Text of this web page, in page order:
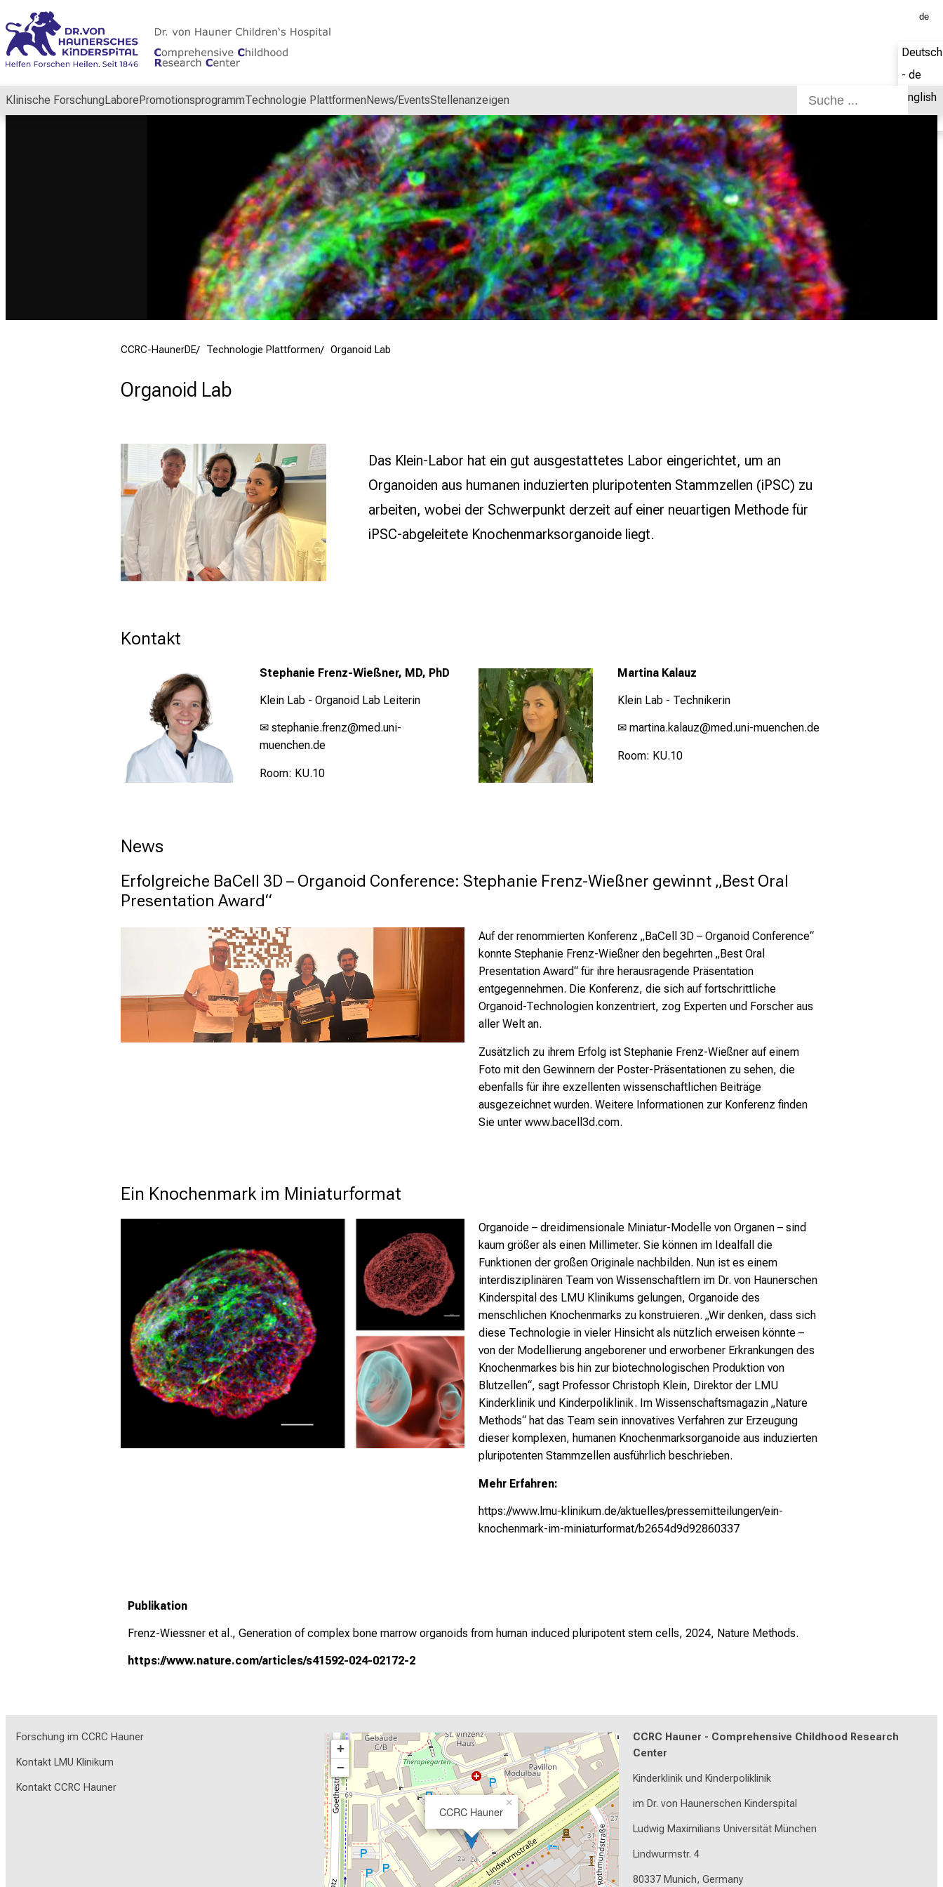
de
Deutsch
- de
English
- en
Klinische ForschungLaborePromotionsprogrammTechnologie PlattformenNews/EventsStellenanzeigen
CCRC-HaunerDE Technologie Plattformen Organoid Lab
Organoid Lab
Das Klein-Labor hat ein gut ausgestattetes Labor eingerichtet, um an
Organoiden aus humanen induzierten pluripotenten Stammzellen (iPSC) zu
arbeiten, wobei der Schwerpunkt derzeit auf einer neuartigen Methode für
iPSC-abgeleitete Knochenmarksorganoide liegt.
Kontakt
Stephanie Frenz-Wießner, MD, PhD
Klein Lab - Organoid Lab Leiterin
✉ stephanie.frenz@med.uni-
muenchen.de
Room: KU.10
Martina Kalauz
Klein Lab - Technikerin
✉ martina.kalauz@med.uni-muenchen.de
Room: KU.10
News
Erfolgreiche BaCell 3D – Organoid Conference: Stephanie Frenz-Wießner gewinnt „Best Oral
Presentation Award“
Auf der renommierten Konferenz „BaCell 3D – Organoid Conference“
konnte Stephanie Frenz-Wießner den begehrten „Best Oral
Presentation Award“ für ihre herausragende Präsentation
entgegennehmen. Die Konferenz, die sich auf fortschrittliche
Organoid-Technologien konzentriert, zog Experten und Forscher aus
aller Welt an.
Zusätzlich zu ihrem Erfolg ist Stephanie Frenz-Wießner auf einem
Foto mit den Gewinnern der Poster-Präsentationen zu sehen, die
ebenfalls für ihre exzellenten wissenschaftlichen Beiträge
ausgezeichnet wurden. Weitere Informationen zur Konferenz finden
Sie unter www.bacell3d.com.
Ein Knochenmark im Miniaturformat
Organoide – dreidimensionale Miniatur-Modelle von Organen – sind
kaum größer als einen Millimeter. Sie können im Idealfall die
Funktionen der großen Originale nachbilden. Nun ist es einem
interdisziplinären Team von Wissenschaftlern im Dr. von Haunerschen
Kinderspital des LMU Klinikums gelungen, Organoide des
menschlichen Knochenmarks zu konstruieren. „Wir denken, dass sich
diese Technologie in vieler Hinsicht als nützlich erweisen könnte –
von der Modellierung angeborener und erworbener Erkrankungen des
Knochenmarkes bis hin zur biotechnologischen Produktion von
Blutzellen“, sagt Professor Christoph Klein, Direktor der LMU
Kinderklinik und Kinderpoliklinik. Im Wissenschaftsmagazin „Nature
Methods“ hat das Team sein innovatives Verfahren zur Erzeugung
dieser komplexen, humanen Knochenmarksorganoide aus induzierten
pluripotenten Stammzellen ausführlich beschrieben.
Mehr Erfahren:
https://www.lmu-klinikum.de/aktuelles/pressemitteilungen/ein-
knochenmark-im-miniaturformat/b2654d9d92860337
Publikation
Frenz-Wiessner et al., Generation of complex bone marrow organoids from human induced pluripotent stem cells, 2024, Nature Methods.
https://www.nature.com/articles/s41592-024-02172-2
Forschung im CCRC Hauner
Kontakt LMU Klinikum
Kontakt CCRC Hauner
CCRC Hauner
×
+
−
CCRC Hauner - Comprehensive Childhood Research
Center
Kinderklinik und Kinderpoliklinik
im Dr. von Haunerschen Kinderspital
Ludwig Maximilians Universität München
Lindwurmstr. 4
80337 Munich, Germany